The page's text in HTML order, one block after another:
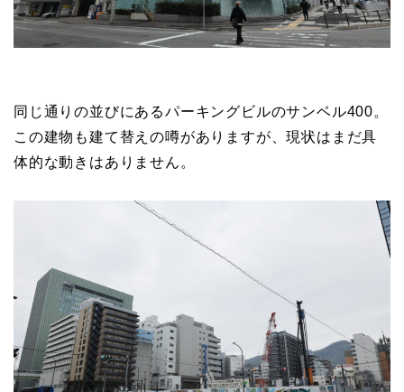
同じ通りの並びにあるパーキングビルのサンベル400。
この建物も建て替えの噂がありますが、現状はまだ具
体的な動きはありません。